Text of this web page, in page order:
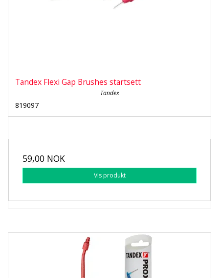
Tandex Flexi Gap Brushes startsett
Tandex
819097
59,00 NOK
Vis produkt